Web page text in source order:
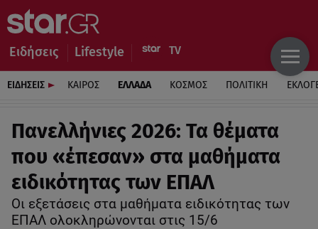
Ειδήσεις Lifestyle
ΕΙΔΗΣΕΙΣ ΚΑΙΡΟΣ ΕΛΛΑΔΑ ΚΟΣΜΟΣ ΠΟΛΙΤΙΚΗ
Πανελλήνιες 2026: Τα θέματα
που «έπεσαν» στα μαθήματα
ειδικότητας των ΕΠΑΛ
Οι εξετάσεις στα μαθήματα ειδικότητας των
ΕΠΑΛ ολοκληρώνονται στις 15/6